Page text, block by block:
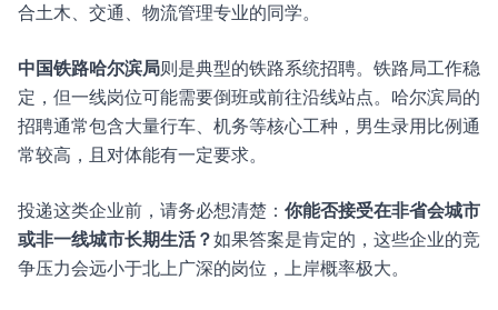
合土木、交通、物流管理专业的同学。
中国铁路哈尔滨局则是典型的铁路系统招聘。铁路局工作稳
定，但一线岗位可能需要倒班或前往沿线站点。哈尔滨局的
招聘通常包含大量行车、机务等核心工种，男生录用比例通
常较高，且对体能有一定要求。
投递这类企业前，请务必想清楚： 你能否接受在非省会城市
或非一线城市长期生活？如果答案是肯定的，这些企业的竞
争压力会远小于北上广深的岗位，上岸概率极大。